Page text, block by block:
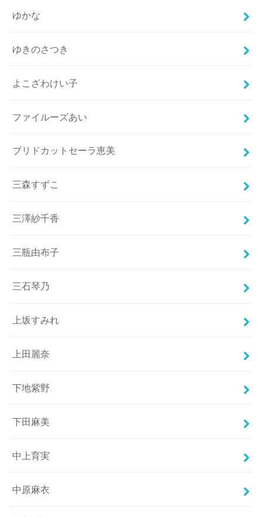
ゆかな
ゆきのさつき
よこざわけい子
ファイルーズあい
ブリドカットセーラ恵美
三森すずこ
三澤紗千香
三瓶由布子
三石琴乃
上坂すみれ
上田麗奈
下地紫野
下田麻美
中上育実
中原麻衣